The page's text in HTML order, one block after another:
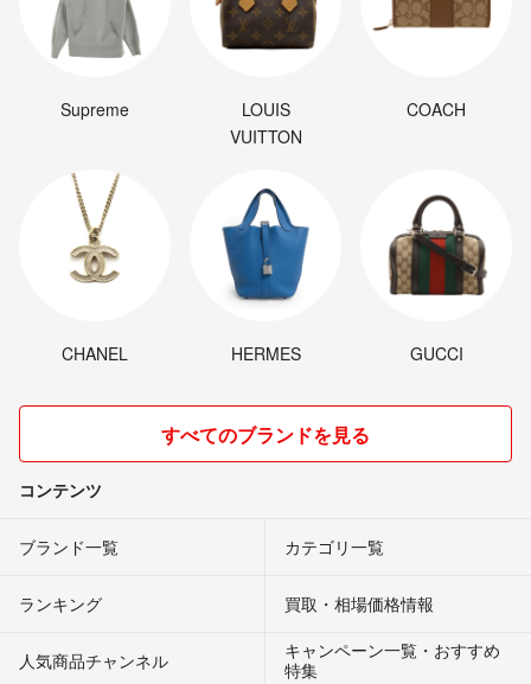
Supreme
LOUIS
VUITTON
COACH
CHANEL HERMES GUCCI
すべてのブランドを見る
コンテンツ
ブランド一覧 カテゴリ一覧
ランキング 買取・相場価格情報
人気商品チャンネル
キャンペーン一覧・おすすめ
特集